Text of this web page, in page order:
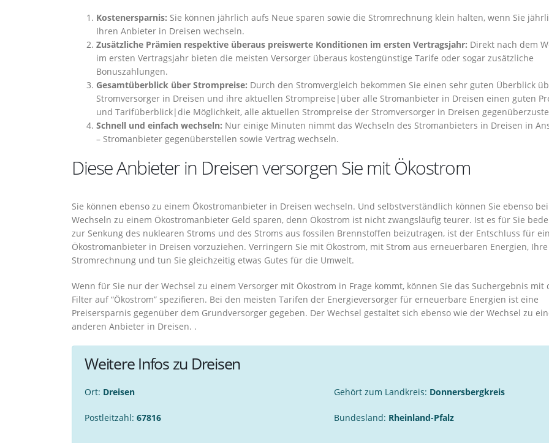
Kostenersparnis: Sie können jährlich aufs Neue sparen sowie die Stromrechnung klein halten, wenn Sie
Ihren Anbieter in Dreisen wechseln.
Zusätzliche Prämien respektive überaus preiswerte Konditionen im ersten Vertragsjahr: Direkt nach dem
im ersten Vertragsjahr bieten die meisten Versorger überaus kostengünstige Tarife oder sogar zusätzliche
Bonuszahlungen.
Gesamtüberblick über Strompreise: Durch den Stromvergleich bekommen Sie einen sehr guten Überblick
Stromversorger in Dreisen und ihre aktuellen Strompreise|über alle Stromanbieter in Dreisen einen guten
und Tarifüberblick|die Möglichkeit, alle aktuellen Strompreise der Stromversorger in Dreisen
Schnell und einfach wechseln: Nur einige Minuten nimmt das Wechseln des Stromanbieters in Dreisen in
– Stromanbieter gegenüberstellen sowie Vertrag wechseln.
Diese Anbieter in Dreisen versorgen Sie mit Ökostrom
Sie können ebenso zu einem Ökostromanbieter in Dreisen wechseln. Und selbstverständlich können Sie ebenso
Wechseln zu einem Ökostromanbieter Geld sparen, denn Ökostrom ist nicht zwangsläufig teurer. Ist es für Sie
zur Senkung des nuklearen Stroms und des Stroms aus fossilen Brennstoffen beizutragen, ist der Entschluss für
Ökostromanbieter in Dreisen vorzuziehen. Verringern Sie mit Ökostrom, mit Strom aus erneuerbaren Energien, Ihre
Stromrechnung und tun Sie gleichzeitig etwas Gutes für die Umwelt.
Wenn für Sie nur der Wechsel zu einem Versorger mit Ökostrom in Frage kommt, können Sie das Suchergebnis mit
Filter auf “Ökostrom” spezifieren. Bei den meisten Tarifen der Energieversorger für erneuerbare Energien ist eine
Preisersparnis gegenüber dem Grundversorger gegeben. Der Wechsel gestaltet sich ebenso wie der Wechsel zu
anderen Anbieter in Dreisen. .
Weitere Infos zu Dreisen
Ort: Dreisen
Postleitzahl: 67816
Gehört zum Landkreis: Donnersbergkreis
Bundesland: Rheinland-Pfalz